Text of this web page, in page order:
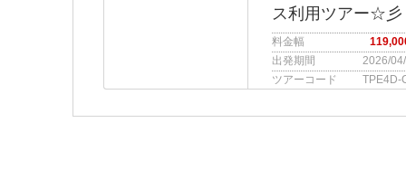
ス利用ツアー☆彡
料金幅
出発期間
2026/
ツアーコード
TPE4D-